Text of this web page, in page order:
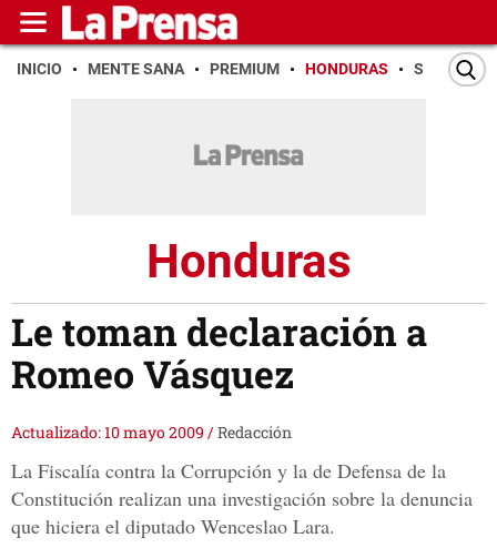
INICIO MENTE SANA PREMIUM HONDURAS SAN PEDRO
Honduras
Le toman declaración a
Romeo Vásquez
Actualizado: 10 mayo 2009 /Redacción
La Fiscalía contra la Corrupción y la de Defensa de la
Constitución realizan una investigación sobre la denuncia
que hiciera el diputado Wenceslao Lara.